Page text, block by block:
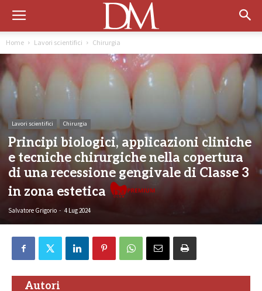
Home Lavori scientifici Chirurgia
Lavori scientifici Chirurgia
Principi biologici, applicazioni cliniche
e tecniche chirurgiche nella copertura
di una recessione gengivale di Classe 3
in zona estetica
Salvatore Grigorio - 4 Lug 2024
Autori